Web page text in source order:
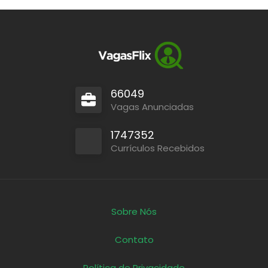
66049
Vagas Anunciadas
1747352
Currículos Recebidos
Sobre Nós
Contato